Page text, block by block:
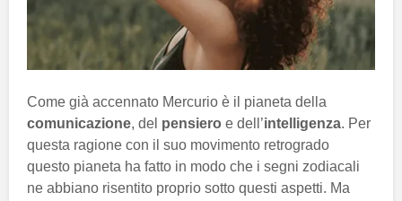
Come già accennato Mercurio è il pianeta della
comunicazione, del pensiero e dell’intelligenza. Per
questa ragione con il suo movimento retrogrado
questo pianeta ha fatto in modo che i segni zodiacali
ne abbiano risentito proprio sotto questi aspetti. Ma